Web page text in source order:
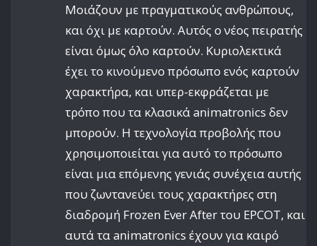
Μοιάζουν με πραγματικούς ανθρώπους,
και όχι με καρτούν. Αυτός ο νέος πειρατής
είναι όμως όλο καρτούν. Κυριολεκτικά
έχει το κινούμενο πρόσωπο ενός καρτούν
χαρακτήρα, και υπερ-εκφράζεται με
τρόπο που τα κλασικά animatronics δεν
μπορούν. Η τεχνολογία προβολής που
χρησιμοποιείται για αυτό το πρόσωπο
είναι μια επόμενης γενιάς συνέχεια αυτής
που ζωντανεύει τους χαρακτήρες στη
διαδρομή Frozen Ever After του EPCOT, και
αυτά τα animatronics έχουν για καιρό